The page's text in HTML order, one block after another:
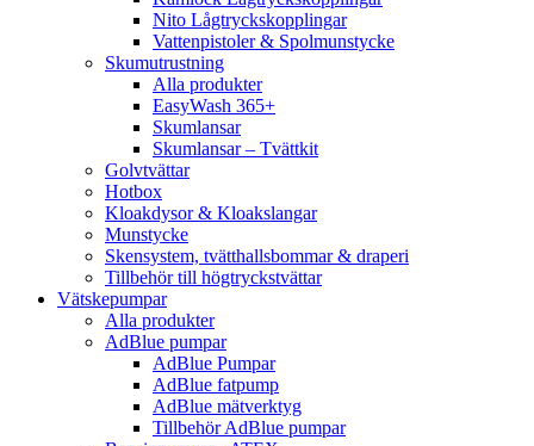
Nito Lågtryckskopplingar
Vattenpistoler & Spolmunstycke
Skumutrustning
Alla produkter
EasyWash 365+
Skumlansar
Skumlansar – Tvättkit
Golvtvättar
Hotbox
Kloakdysor & Kloakslangar
Munstycke
Skensystem, tvätthallsbommar & draperi
Tillbehör till högtryckstvättar
Vätskepumpar
Alla produkter
AdBlue pumpar
AdBlue Pumpar
AdBlue fatpump
AdBlue mätverktyg
Tillbehör AdBlue pumpar